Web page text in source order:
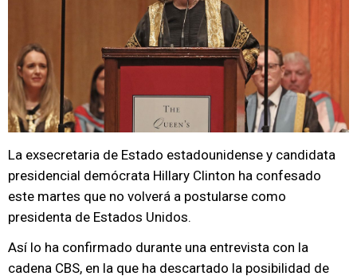
La exsecretaria de Estado estadounidense y candidata
presidencial demócrata Hillary Clinton ha confesado
este martes que no volverá a postularse como
presidenta de Estados Unidos.
Así lo ha confirmado durante una entrevista con la
cadena CBS, en la que ha descartado la posibilidad de